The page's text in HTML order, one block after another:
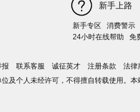
新手上路
新手专区
消费警示
24小时在线帮助
免
报 联系客服 诚征英才 注册条款
法律
及个人未经许可，不得擅自转载使用。